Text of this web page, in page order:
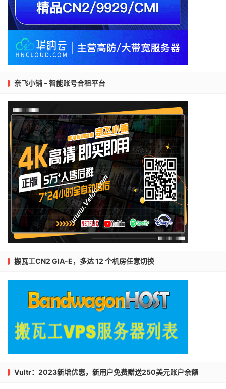
奈飞小铺 – 智能账号合租平台
搬瓦工CN2 GIA-E，多达 12 个机房任意切换
Vultr：2023新增优惠，新用户免费赠送250美元账户余额